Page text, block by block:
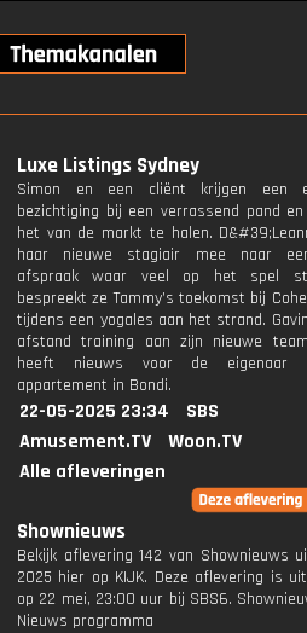
Luxe Listings Sydney
Simon en een cliënt krijgen een
bezichtiging bij een verrassend pand
het van de markt te halen.
haar nieuwe stagiair mee naar
afspraak waar veel op het spel
bespreekt ze Tammy’s toekomst bij
tijdens een yogales aan het strand.
afstand training aan zijn nieuwe
heeft nieuws voor de eigenaar
appartement in Bondi.
22-05-2025 23:34
SBS
Amusement.TV
Woon.TV
Alle afleveringen
Shownieuws
Bekijk aflevering 142 van Shownieuws
2025 hier op KIJK. Deze aflevering is
op 22 mei, 23:00 uur bij SBS6.
Nieuws programma